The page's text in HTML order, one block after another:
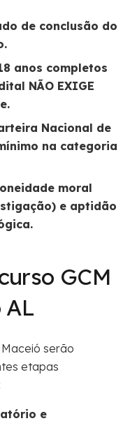
de conclusão do
anos completos
NÃO EXIGE
Nacional de
na categoria
moral
e aptidão
GCM
AL
serão
etapas
e